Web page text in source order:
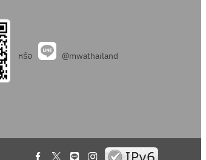
หรือ @mwathailand
. . . .